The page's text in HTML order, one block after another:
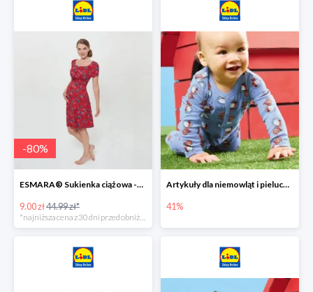
-80%
ESMARA® Sukienka ciążowa -79%
9.00 zł44.99 zł*
Artykuły dla niemowląt i pieluchy w Lidlu Online do -41%
41%